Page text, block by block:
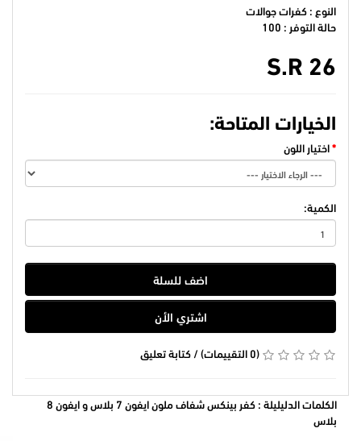
النوع : كفرات جوالات
حالة التوفر : 100
S.R 26
الخيارات المتاحة:
اختيار اللون
الكمية:
اضف للسلة
اشتري الأن
(0 التقييمات) /كتابة تعليق
الكلمات الدليليلة :
كفر بينكس شفاف ملون ايفون 7 بلاس و ايفون 8
بلاس